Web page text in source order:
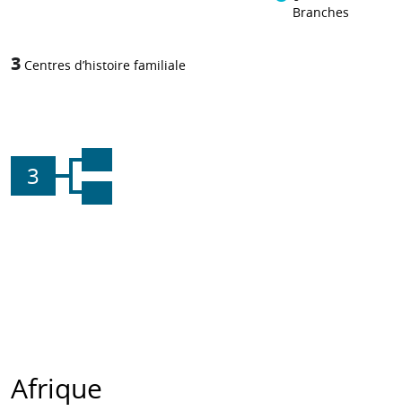
Branches
3 Centres d’histoire familiale
3
Afrique